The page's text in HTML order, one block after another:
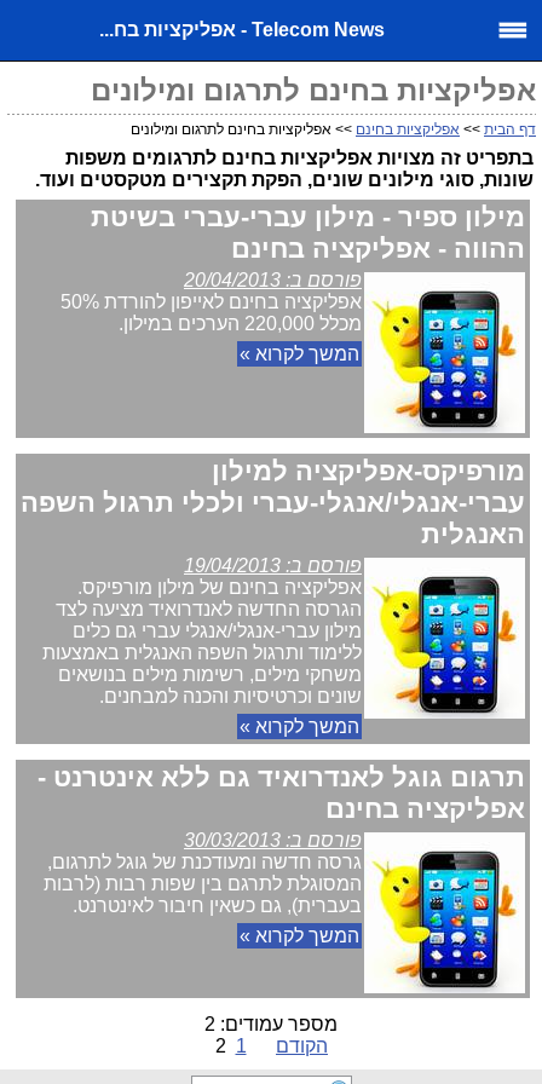
Telecom News - אפליקציות בח...
אפליקציות בחינם לתרגום ומילונים
דף הבית >> אפליקציות בחינם >> אפליקציות בחינם לתרגום ומילונים
בתפריט זה מצויות אפליקציות בחינם לתרגומים משפות
שונות, סוגי מילונים שונים, הפקת תקצירים מטקסטים ועוד.
מילון ספיר - מילון עברי-עברי בשיטת
ההווה - אפליקציה בחינם
פורסם ב: 20/04/2013
אפליקציה בחינם לאייפון להורדת 50%
מכלל 220,000 הערכים במילון.
המשך לקרוא »
מורפיקס-אפליקציה למילון
עברי-אנגלי/אנגלי-עברי ולכלי תרגול השפה
האנגלית
פורסם ב: 19/04/2013
אפליקציה בחינם של מילון מורפיקס.
הגרסה החדשה לאנדרואיד מציעה לצד
מילון עברי-אנגלי/אנגלי עברי גם כלים
ללימוד ותרגול השפה האנגלית באמצעות
משחקי מילים, רשימות מילים בנושאים
שונים וכרטיסיות והכנה למבחנים.
המשך לקרוא »
תרגום גוגל לאנדרואיד גם ללא אינטרנט -
אפליקציה בחינם
פורסם ב: 30/03/2013
גרסה חדשה ומעודכנת של גוגל לתרגום,
המסוגלת לתרגם בין שפות רבות (לרבות
בעברית), גם כשאין חיבור לאינטרנט.
המשך לקרוא »
מספר עמודים: 2
הקודם
1
2